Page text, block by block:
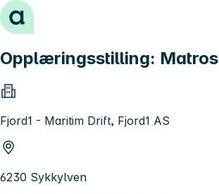
Hopp til innhold
Opplæringsstilling: Matros
Fjord1 - Maritim Drift, Fjord1 AS
6230 Sykkylven